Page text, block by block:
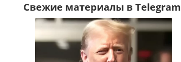
Свежие материалы в Telegram